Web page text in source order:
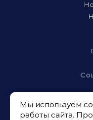
Мы используем
работы сайта.